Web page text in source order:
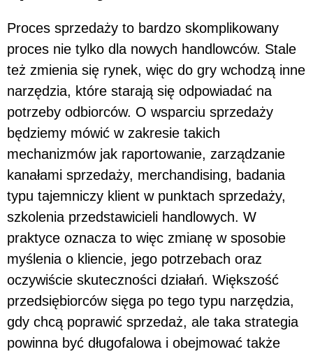
Proces sprzedaży to bardzo skomplikowany
proces nie tylko dla nowych handlowców. Stale
też zmienia się rynek, więc do gry wchodzą inne
narzędzia, które starają się odpowiadać na
potrzeby odbiorców. O wsparciu sprzedaży
będziemy mówić w zakresie takich
mechanizmów jak raportowanie, zarządzanie
kanałami sprzedaży, merchandising, badania
typu tajemniczy klient w punktach sprzedaży,
szkolenia przedstawicieli handlowych. W
praktyce oznacza to więc zmianę w sposobie
myślenia o kliencie, jego potrzebach oraz
oczywiście skuteczności działań. Większość
przedsiębiorców sięga po tego typu narzędzia,
gdy chcą poprawić sprzedaż, ale taka strategia
powinna być długofalowa i obejmować także